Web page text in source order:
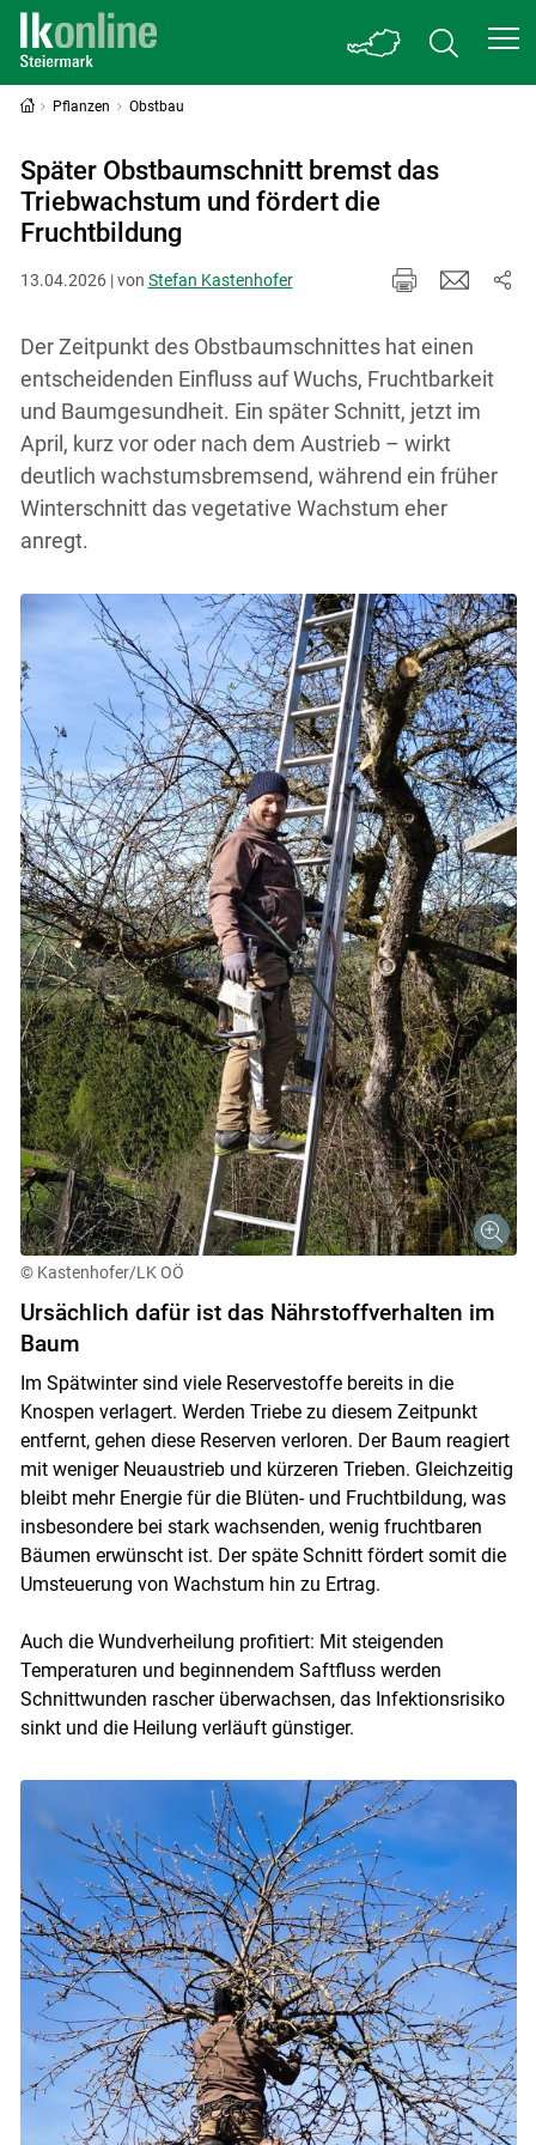
Skip to main content
Pflanzen Obstbau
Später Obstbaumschnitt bremst das
Triebwachstum und fördert die
Fruchtbildung
13.04.2026 | von Stefan Kastenhofer
Der Zeitpunkt des Obstbaumschnittes hat einen
entscheidenden Einfluss auf Wuchs, Fruchtbarkeit
und Baumgesundheit. Ein später Schnitt, jetzt im
April, kurz vor oder nach dem Austrieb – wirkt
deutlich wachstumsbremsend, während ein früher
Winterschnitt das vegetative Wachstum eher
anregt.
© Kastenhofer/LK OÖ
Ursächlich dafür ist das Nährstoffverhalten im
Baum
Im Spätwinter sind viele Reservestoffe bereits in die
Knospen verlagert. Werden Triebe zu diesem Zeitpunkt
entfernt, gehen diese Reserven verloren. Der Baum reagiert
mit weniger Neuaustrieb und kürzeren Trieben. Gleichzeitig
bleibt mehr Energie für die Blüten- und Fruchtbildung, was
insbesondere bei stark wachsenden, wenig fruchtbaren
Bäumen erwünscht ist. Der späte Schnitt fördert somit die
Umsteuerung von Wachstum hin zu Ertrag.
Auch die Wundverheilung profitiert: Mit steigenden
Temperaturen und beginnendem Saftfluss werden
Schnittwunden rascher überwachsen, das Infektionsrisiko
sinkt und die Heilung verläuft günstiger.